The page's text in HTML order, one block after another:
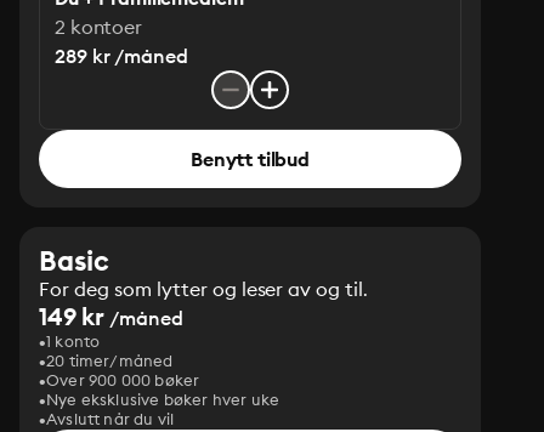
2 kontoer
289 kr /måned
Benytt tilbud
Basic
For deg som lytter og leser av og til.
149 kr /måned
1 konto
20 timer/måned
Over 900 000 bøker
Nye eksklusive bøker hver uke
Avslutt når du vil